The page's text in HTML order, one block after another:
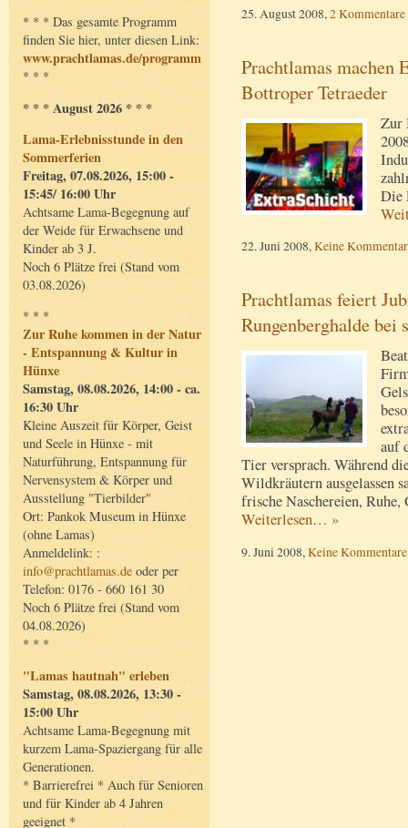
* * * Das gesamte Programm
finden Sie hier, unter diesen Link:
www.prachtlamas.de/programm
* * *
* * * August 2026 * * *
Lama-Erlebnisstunde in den
Sommerferien
Freitag, 07.08.2026, 15:00 -
15:45/ 16:00 Uhr
Achtsame Lama-Begegnung auf
der Weide für Erwachsene und
Kinder ab 3 J.
Noch 6 Plätze frei (Stand vom
03.08.2026)
* * *
Zur Ruhe kommen in der Natur
- Entspannung & Kultur in
Hünxe
Samstag, 08.08.2026, 14:00 - ca.
16:30 Uhr
Kleine Auszeit für Körper, Geist
und Seele in Hünxe - mit
Naturführung, Entspannung für
Nervensystem & Körper und
Ausstellung "Tierbilder"
Ort: Pankok Museum in Hünxe
(ohne Lamas)
Anmeldelink: :
info@prachtlamas.de oder per
Telefon: 0176 - 660 161 30
Noch 6 Plätze frei (Stand vom
04.08.2026)
* * *
"Lamas hautnah" erleben
Samstag, 08.08.2026, 13:30 -
15:00 Uhr
Achtsame Lama-Begegnung mit
kurzem Lama-Spaziergang für alle
Generationen.
* Barrierefrei * Auch für Senioren
und für Kinder ab 4 Jahren
geeignet *
25. August 2008, 2 Kommentare
Prachtlamas machen
Bottroper Tetraeder
Zur
Die
22. Juni 2008,Keine
Prachtlamas feiert
Rungenberghalde bei
auf
Tier versprach. Während
Wildkräutern ausgelassen
frische Naschereien, Ruhe,
Weiterlesen… »
9. Juni 2008,Keine Kommentare